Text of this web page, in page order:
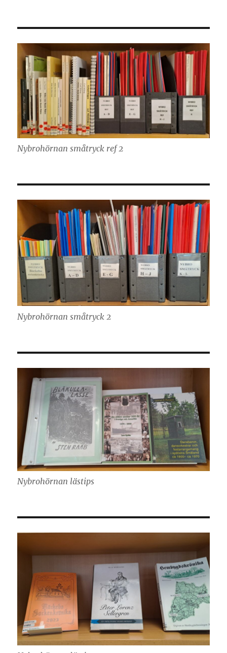
Nybrohörnan småtryck ref 2
Nybrohörnan småtryck 2
Nybrohörnan lästips